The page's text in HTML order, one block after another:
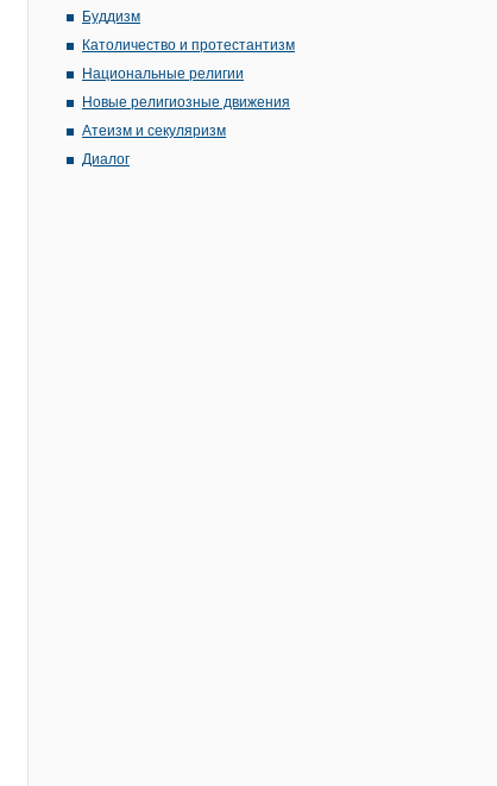
Буддизм
Католичество и протестантизм
Национальные религии
Новые религиозные движения
Атеизм и секуляризм
Диалог